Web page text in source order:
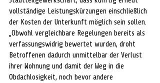
vollständige Leistungskürzungen einschließlich
der Kosten der Unterkunft möglich sein sollen.
„Obwohl vergleichbare Regelungen bereits als
verfassungswidrig bewertet wurden, droht
Betroffenen dadurch unmittelbar der Verlust
ihrer Wohnung und damit der Weg in die
Obdachlosigkeit, noch bevor andere